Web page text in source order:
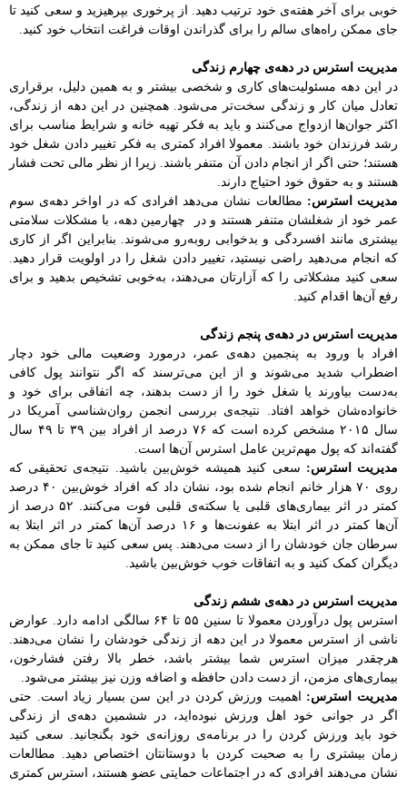
خوبی برای آخر هفته‌ی خود ترتیب دهید. از پرخوری بپرهیزید و سعی کنید تا
جای ممکن راه‌های سالم را برای گذراندن اوقات فراغت انتخاب خود کنید.
مدیریت استرس در دهه‌ی چهارم زندگی
در این دهه مسئولیت‌های کاری و شخصی بیشتر و به همین دلیل، برقراری
تعادل میان کار و زندگی سخت‌تر می‌شود. همچنین در این دهه از زندگی،
اکثر جوان‌ها ازدواج می‌کنند و باید به فکر تهیه خانه و شرایط مناسب برای
رشد فرزندان خود باشند. معمولا افراد کمتری به فکر تغییر دادن شغل خود
هستند؛ حتی اگر از انجام دادن آن متنفر باشند. زیرا از نظر مالی تحت فشار
هستند و به حقوق خود احتیاج دارند.
مدیریت استرس: مطالعات نشان می‌دهد افرادی که در اواخر دهه‌ی سوم
عمر خود از شغلشان متنفر هستند و در چهارمین دهه‌، با مشکلات سلامتی
بیشتری مانند افسردگی و بدخوابی روبه‌رو می‌شوند. بنابراین اگر از کاری
که انجام می‌دهید راضی نیستید، تغییر دادن شغل را در اولویت قرار دهید.
سعی کنید مشکلاتی را که آزارتان می‌دهند، به‌خوبی تشخیص بدهید و برای
رفع آن‌ها اقدام کنید.
مدیریت استرس در دهه‌ی پنجم زندگی
افراد با ورود به پنجمین دهه‌ی عمر، درمورد وضعیت مالی خود دچار
اضطراب شدید می‌شوند و از این می‌ترسند که اگر نتوانند پول کافی
به‌دست بیاورند یا شغل خود را از دست بدهند، چه اتفاقی برای خود و
خانواده‌شان خواهد افتاد. نتیجه‌ی بررسی انجمن روان‌شناسی آمریکا در
سال ۲۰۱۵ مشخص کرده است که ۷۶ درصد از افراد بین ۳۹ تا ۴۹ سال
گفته‌اند که پول مهم‌ترین عامل استرس آن‌ها است.
مدیریت استرس: سعی کنید همیشه خوش‌بین باشید. نتیجه‌ی تحقیقی که
روی ۷۰ هزار خانم انجام شده بود، نشان داد که افراد خوش‌بین ۴۰ درصد
کمتر در اثر بیماری‌های قلبی یا سکته‌ی قلبی فوت می‌کنند. ۵۲ درصد از
آن‌ها کمتر در اثر ابتلا به عفونت‌ها و ۱۶ درصد آن‌ها کمتر در اثر ابتلا به
سرطان جان خودشان را از دست می‌دهند. پس سعی کنید تا جای ممکن به
دیگران کمک کنید و به اتفاقات خوب خوش‌بین باشید.
مدیریت استرس در دهه‌ی ششم زندگی
استرس پول درآوردن معمولا تا سنین ۵۵ تا ۶۴ سالگی ادامه دارد. عوارض
ناشی از استرس معمولا در این دهه از زندگی خودشان را نشان می‌دهند.
هرچقدر میزان استرس شما بیشتر باشد، خطر بالا رفتن فشارخون،
بیماری‌های مزمن، از دست دادن حافظه و اضافه وزن نیز بیشتر می‌شود.
مدیریت استرس: اهمیت ورزش کردن در این سن بسیار زیاد است. حتی
اگر در جوانی خود اهل ورزش نبوده‌اید، در ششمین دهه‌ی از زندگی
خود باید ورزش کردن را در برنامه‌ی روزانه‌ی خود بگنجانید. سعی کنید
زمان بیشتری را به صحبت‌ کردن با دوستانتان اختصاص دهید. مطالعات
نشان می‌دهند افرادی که در اجتماعات حمایتی عضو هستند، استرس کمتری